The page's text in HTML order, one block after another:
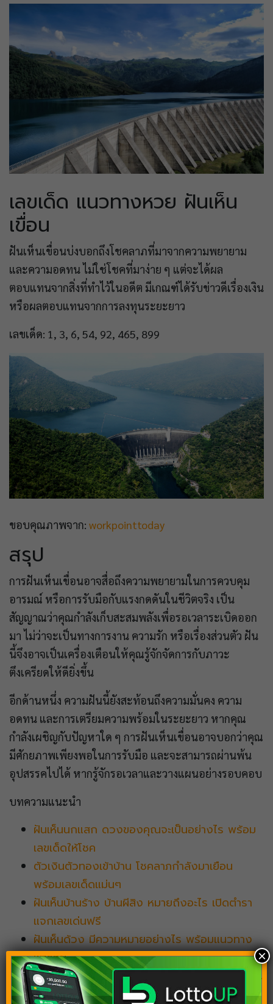
เลขเด็ด แนวทางหวย ฝันเห็น
เขื่อน
ฝันเห็นเขื่อนบ่งบอกถึงโชคลาภที่มาจากความพยายาม
และความอดทน ไม่ใช่โชคที่มาง่าย ๆ แต่จะได้ผล
ตอบแทนจากสิ่งที่ทำไว้ในอดีต มีเกณฑ์ได้รับข่าวดีเรื่องเงิน
หรือผลตอบแทนจากการลงทุนระยะยาว
เลขเด็ด: 1, 3, 6, 54, 92, 465, 899
ขอบคุณภาพจาก: workpointtoday
สรุป
การฝันเห็นเขื่อนอาจสื่อถึงความพยายามในการควบคุม
อารมณ์ หรือการรับมือกับแรงกดดันในชีวิตจริง เป็น
สัญญาณว่าคุณกำลังเก็บสะสมพลังเพื่อรอเวลาระเบิดออก
มา ไม่ว่าจะเป็นทางการงาน ความรัก หรือเรื่องส่วนตัว ฝัน
นี้จึงอาจเป็นเครื่องเตือนให้คุณรู้จักจัดการกับภาวะ
ตึงเครียดให้ดียิ่งขึ้น
อีกด้านหนึ่ง ความฝันนี้ยังสะท้อนถึงความมั่นคง ความ
อดทน และการเตรียมความพร้อมในระยะยาว หากคุณ
กำลังเผชิญกับปัญหาใด ๆ การฝันเห็นเขื่อนอาจบอกว่าคุณ
มีศักยภาพเพียงพอในการรับมือ และจะสามารถผ่านพ้น
อุปสรรคไปได้ หากรู้จักรอเวลาและวางแผนอย่างรอบคอบ
บทความแนะนำ
ฝันเห็นนกแสก ดวงของคุณจะเป็นอย่างไร พร้อม
เลขเด็ดให้โชค
ตัวเงินตัวทองเข้าบ้าน โชคลาภกำลังมาเยือน
พร้อมเลขเด็ดแม่นๆ
ฝันเห็นบ้านร้าง บ้านผีสิง หมายถึงอะไร เปิดตำรา
แจกเลขเด่นฟรี
ฝันเห็นด้วง มีความหมายอย่างไร พร้อมแนวทาง
พารวย
ฝันว่าสอบ แนวทางเลขเด็ด พร้อมเช็กดวงรอบด้าน
ผ่านคำทำนายฝัน
×